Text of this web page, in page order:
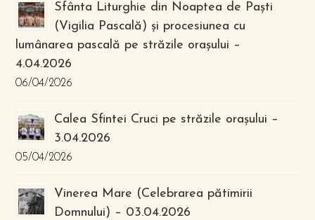
Sfânta Liturghie din Noaptea de Paști
(Vigilia Pascală) și procesiunea cu
lumânarea pascală pe străzile orașului –
4.04.2026
06/04/2026
Calea Sfintei Cruci pe străzile orașului –
3.04.2026
05/04/2026
Vinerea Mare (Celebrarea pătimirii
Domnului) – 03.04.2026